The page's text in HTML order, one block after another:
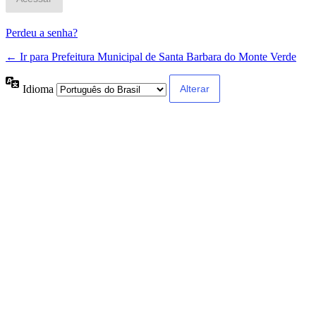
Perdeu a senha?
← Ir para Prefeitura Municipal de Santa Barbara do Monte Verde
Idioma